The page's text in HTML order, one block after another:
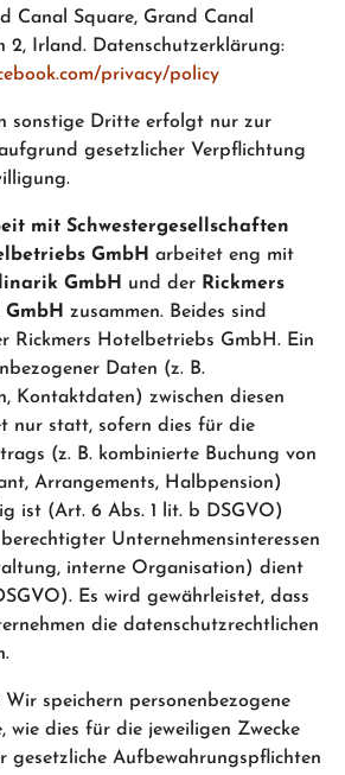
Canal Square, Grand Canal
2, Irland. Datenschutzerklärung:
privacy/policy
sonstige Dritte erfolgt nur zur
gesetzlicher Verpflichtung
mit Schwestergesellschaften
GmbH arbeitet eng mit
GmbH und der Rickmers
zusammen. Beides sind
Rickmers Hotelbetriebs GmbH. Ein
Daten (z. B.
Kontaktdaten) zwischen diesen
nur statt, sofern dies für die
(z. B. kombinierte Buchung von
Arrangements, Halbpension)
ist (Art. 6 Abs. 1 lit. b DSGVO)
Unternehmensinteressen
interne Organisation) dient
Es wird gewährleistet, dass
die datenschutzrechtlichen
Wir speichern personenbezogene
wie dies für die jeweiligen Zwecke
gesetzliche Aufbewahrungspflichten